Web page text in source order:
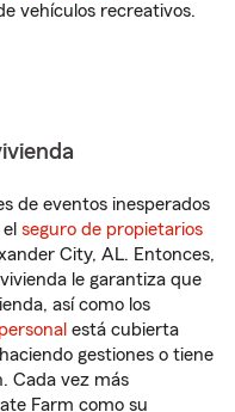
vehículos recreativos.
de eventos inesperados
seguro de propietarios
City, AL. Entonces,
le garantiza que
así como los
está cubierta
gestiones o tiene
Cada vez más
Farm como su